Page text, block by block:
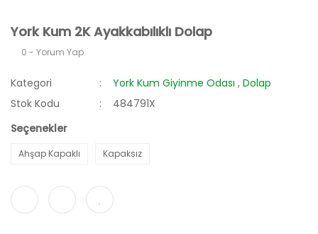
York Kum 2K Ayakkabılıklı Dolap
0 - Yorum Yap
Kategori York Kum Giyinme Odası ,Dolap
Stok Kodu
484791X
Seçenekler
Ahşap Kapaklı Kapaksız